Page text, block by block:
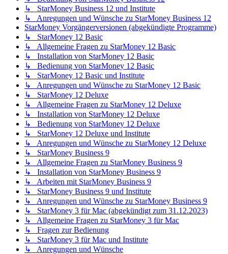
↳ StarMoney Business 12 und Institute
↳ Anregungen und Wünsche zu StarMoney Business 12
StarMoney Vorgängerversionen (abgekündigte Programme)
↳ StarMoney 12 Basic
↳ Allgemeine Fragen zu StarMoney 12 Basic
↳ Installation von StarMoney 12 Basic
↳ Bedienung von StarMoney 12 Basic
↳ StarMoney 12 Basic und Institute
↳ Anregungen und Wünsche zu StarMoney 12 Basic
↳ StarMoney 12 Deluxe
↳ Allgemeine Fragen zu StarMoney 12 Deluxe
↳ Installation von StarMoney 12 Deluxe
↳ Bedienung von StarMoney 12 Deluxe
↳ StarMoney 12 Deluxe und Institute
↳ Anregungen und Wünsche zu StarMoney 12 Deluxe
↳ StarMoney Business 9
↳ Allgemeine Fragen zu StarMoney Business 9
↳ Installation von StarMoney Business 9
↳ Arbeiten mit StarMoney Business 9
↳ StarMoney Business 9 und Institute
↳ Anregungen und Wünsche zu StarMoney Business 9
↳ StarMoney 3 für Mac (abgekündigt zum 31.12.2023)
↳ Allgemeine Fragen zu StarMoney 3 für Mac
↳ Fragen zur Bedienung
↳ StarMoney 3 für Mac und Institute
↳ Anregungen und Wünsche